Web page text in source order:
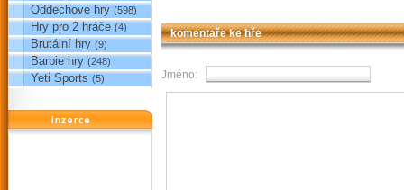
Oddechové hry (598)
Hry pro 2 hráče (4)
Brutální hry (9)
Barbie hry (248)
Yeti Sports (5)
reklama
komentaře ke hře
Jméno: